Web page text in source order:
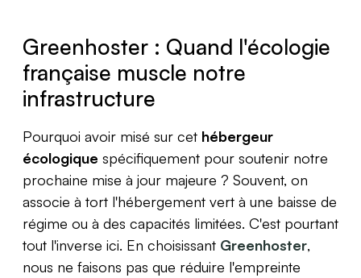
Greenhoster : Quand l'écologie
française muscle notre
infrastructure
Pourquoi avoir misé sur cet hébergeur
écologique spécifiquement pour soutenir notre
prochaine mise à jour majeure ? Souvent, on
associe à tort l'hébergement vert à une baisse de
régime ou à des capacités limitées. C'est pourtant
tout l'inverse ici. En choisissant Greenhoster,
nous ne faisons pas que réduire l'empreinte